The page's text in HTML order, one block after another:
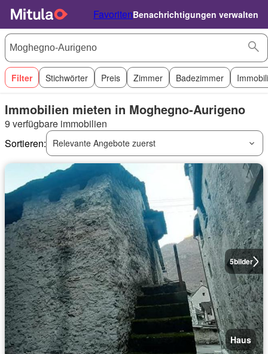
FavoritenBenachrichtigungen verwalten
Filter Stichwörter Preis Zimmer Badezimmer
Immobilien mieten in Moghegno-Aurigeno
9 verfügbare immobilien
Sortieren:
Relevante Angebote zuerst
5bilder
Haus